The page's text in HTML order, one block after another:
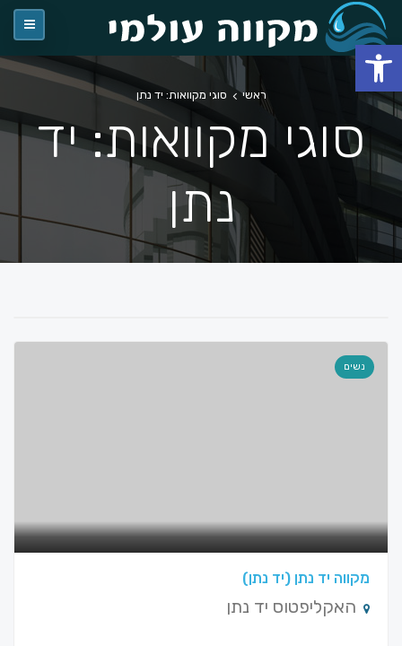
ראשי סוגי מקוואות: יד נתן
סוגי מקוואות: יד
נתן
נשים
מקווה יד נתן (יד נתן)
האקליפטוס יד נתן
פתח סרגל נגישות